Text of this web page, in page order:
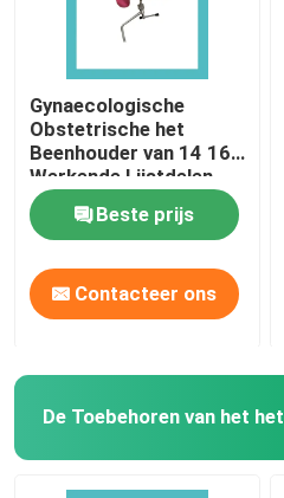
Producten
Gynaecologische
Obstetrische het
Beenhouder van 14 16
Werkende Lijstdelen
Beste prijs
Contacteer ons